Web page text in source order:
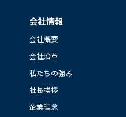
会社情報
会社概要
会社沿革
私たちの強み
社長挨拶
企業理念